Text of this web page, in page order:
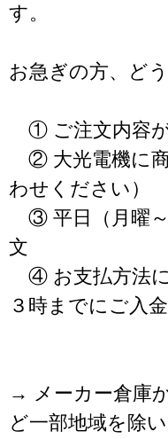
す。
お急ぎの方、ど
① ご注文内容が
② 大光電機に商
わせください）
③ 平日（月曜～
文
④ お支払方法に
３時までにご入
→ メーカー倉庫
ど一部地域を除